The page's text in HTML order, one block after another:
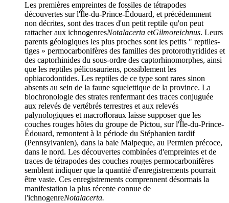
Les premières empreintes de fossiles de tétrapodes
découvertes sur l'Île-du-Prince-Édouard, et précédemment
non décrites, sont des traces d'un petit reptile qu'on peut
rattacher aux ichnogenresNotalacerta etGilmoreichnus. Leurs
parents géologiques les plus proches sont les petits " reptiles-
tiges » permocarbonifères des familles des protorothyridides et
des captorhinides du sous-ordre des captorhinomorphes, ainsi
que les reptiles pélicosauriens, possiblement les
ophiacodontides. Les reptiles de ce type sont rares sinon
absents au sein de la faune squelettique de la province. La
biochronologie des strates renfermant des traces conjuguée
aux relevés de vertébrés terrestres et aux relevés
palynologiques et macroﬂoraux laisse supposer que les
couches rouges hôtes du groupe de Pictou, sur l'Île-du-Prince-
Édouard, remontent à la période du Stéphanien tardif
(Pennsylvanien), dans la baie Malpeque, au Permien précoce,
dans le nord. Les découvertes combinées d'empreintes et de
traces de tétrapodes des couches rouges permocarbonifères
semblent indiquer que la quantité d'enregistrements pourrait
être vaste. Ces enregistrements comprennent désormais la
manifestation la plus récente connue de
l'ichnogenreNotalacerta.